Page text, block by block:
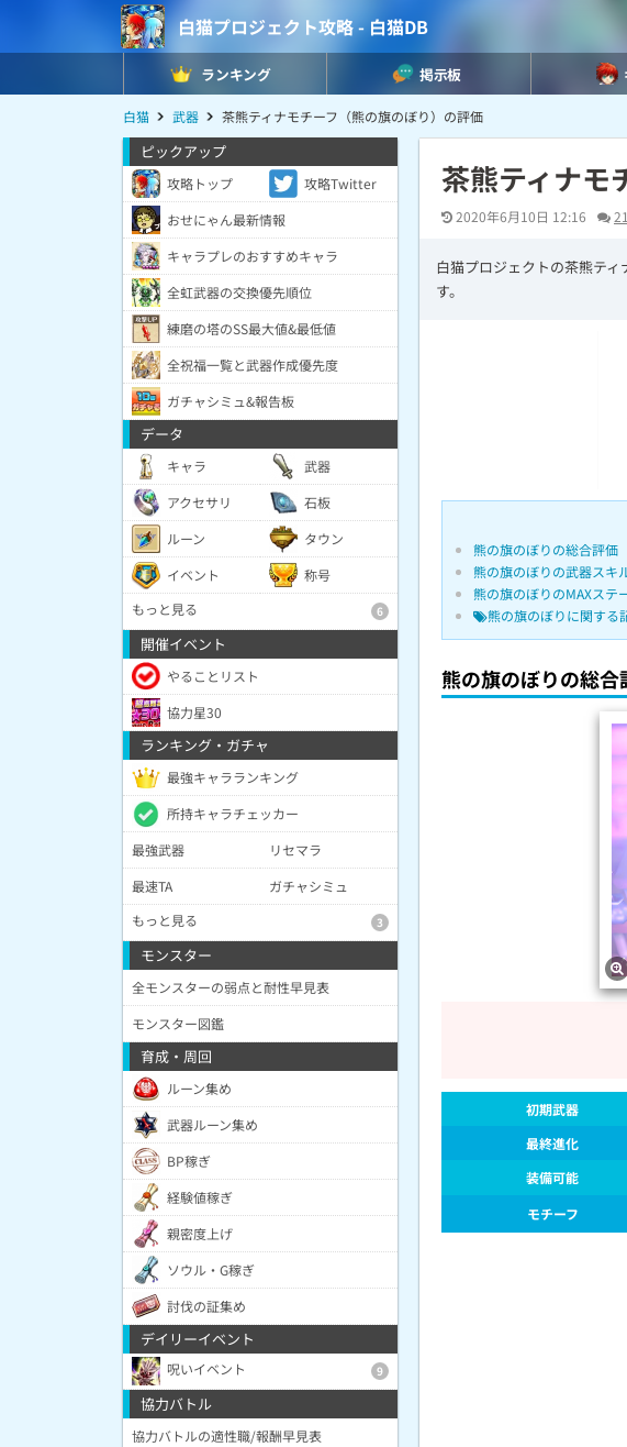
白猫プロジェクト攻略 - 白猫DB
ランキング 掲示板
白猫 武器 茶熊ティナモチーフ（熊の旗のぼり）の評価
茶熊ティナモ
2020年6月10日 12:16
白猫プロジェクトの茶熊テ
す。
熊の旗のぼりの総合評価
熊の旗のぼりの武器スキ
熊の旗のぼりのMAXステ
熊の旗のぼりに関する
熊の旗のぼりの総合
初期武器
最終進化
装備可能
モチーフ
ピックアップ
攻略トップ
攻略Twitter
おせにゃん最新情報
キャラプレのおすすめキャラ
全虹武器の交換優先順位
練磨の塔のSS最大値&最低値
全祝福一覧と武器作成優先度
ガチャシミュ&報告板
データ
キャラ
武器
アクセサリ
石板
ルーン
タウン
イベント
称号
もっと見る
6
開催イベント
やることリスト
協力星30
ランキング・ガチャ
最強キャラランキング
所持キャラチェッカー
最強武器
リセマラ
最速TA
ガチャシミュ
もっと見る
3
モンスター
全モンスターの弱点と耐性早見表
モンスター図鑑
育成・周回
ルーン集め
武器ルーン集め
BP稼ぎ
経験値稼ぎ
親密度上げ
ソウル・G稼ぎ
討伐の証集め
デイリーイベント
呪いイベント 9
協力バトル
協力バトルの適性職/報酬早見表